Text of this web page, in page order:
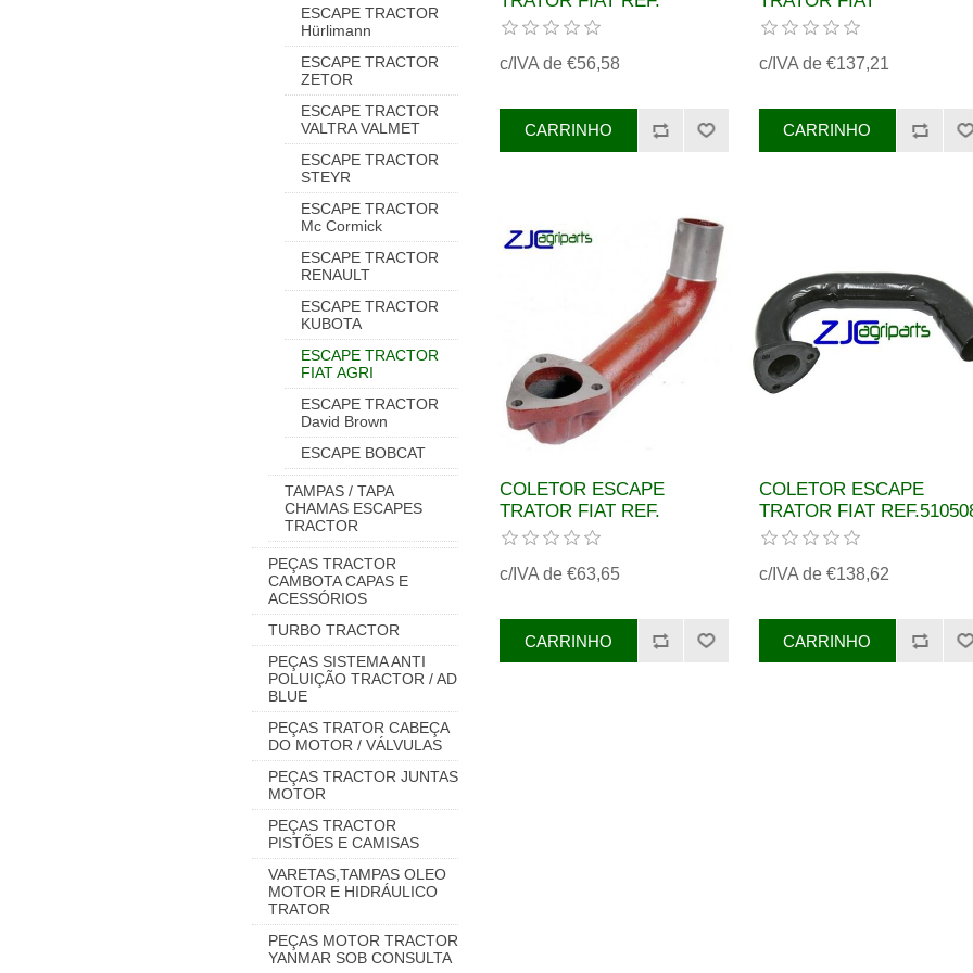
ESCAPE TRACTOR
Hürlimann
ESCAPE TRACTOR
ZETOR
ESCAPE TRACTOR
VALTRA VALMET
ESCAPE TRACTOR
STEYR
ESCAPE TRACTOR
Mc Cormick
ESCAPE TRACTOR
RENAULT
ESCAPE TRACTOR
KUBOTA
ESCAPE TRACTOR
FIAT AGRI
ESCAPE TRACTOR
David Brown
ESCAPE BOBCAT
TAMPAS / TAPA
CHAMAS ESCAPES
TRACTOR
PEÇAS TRACTOR
CAMBOTA CAPAS E
ACESSÓRIOS
TURBO TRACTOR
PEÇAS SISTEMA ANTI
POLUIÇÃO TRACTOR / AD
BLUE
PEÇAS TRATOR CABEÇA
DO MOTOR / VÁLVULAS
PEÇAS TRACTOR JUNTAS
MOTOR
PEÇAS TRACTOR
PISTÕES E CAMISAS
VARETAS,TAMPAS OLEO
MOTOR E HIDRÁULICO
TRATOR
PEÇAS MOTOR TRACTOR
YANMAR SOB CONSULTA
5164163, 44905153,
c/IVA de €56,58
REF.44905487, 5128108
c/IVA de €137,21
COLETOR ESCAPE
TRATOR FIAT REF.
5011655
c/IVA de €63,65
COLETOR ESCAPE
TRATOR FIAT
c/IVA de €138,62